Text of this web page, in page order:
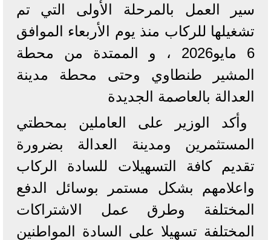
سير العمل بالمرحلة الأولى التي تم
تشغيلها للركاب منذ يوم الأربعاء الموافق
6 مايو2026 ، و الممتدة من محطة
المشير طنطاوي وحتى محطة مدينة
العدالة بالعاصمة الجديدة
وأكد الوزير على العاملين بمحطتي
المستثمرين ومدينة العدالة بضرورة
تقديم كافة التسهيلات للسادة الركاب
واعلامهم بشكل مستمر بوسائل الدفع
المختلفة وطرق عمل الاشتراكات
المختلفة تسهيلا على السادة المواطنين